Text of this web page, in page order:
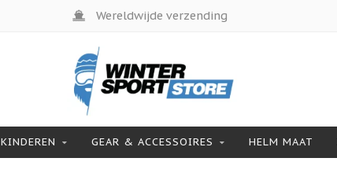
Wereldwijde verzending
KINDEREN GEAR & ACCESSOIRES HELM MAAT